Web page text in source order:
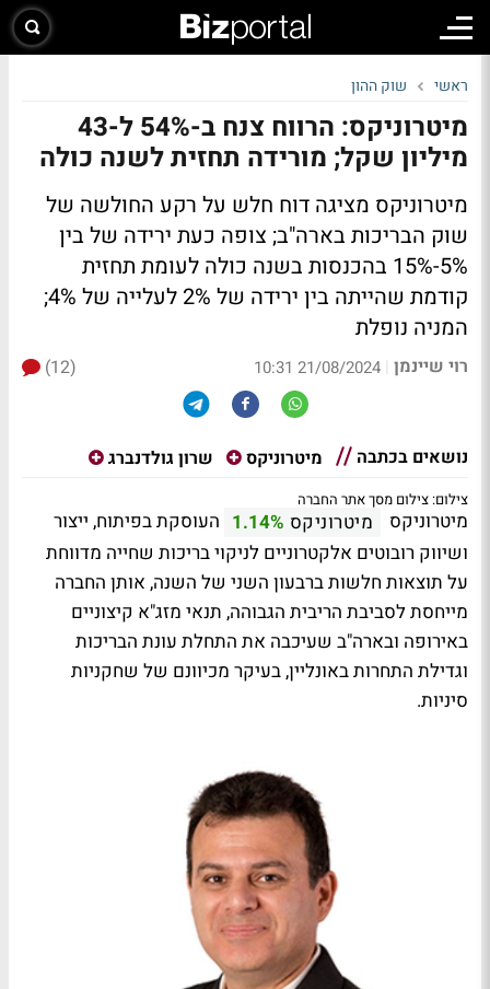
ראשי שוק ההון
מיטרוניקס: הרווח צנח ב-54% ל-43
מיליון שקל; מורידה תחזית לשנה כולה
מיטרוניקס מציגה דוח חלש על רקע החולשה של
שוק הבריכות בארה"ב; צופה כעת ירידה של בין
5%-15% בהכנסות בשנה כולה לעומת תחזית
קודמת שהייתה בין ירידה של 2% לעלייה של 4%;
המניה נופלת
רוי שיינמן |
21/08/2024 10:31
(12)
נושאים בכתבה מיטרוניקס שרון גולדנברג
צילום: צילום מסך אתר החברה
מיטרוניקס מיטרוניקס 1.14% העוסקת בפיתוח, ייצור
ושיווק רובוטים אלקטרוניים לניקוי בריכות שחייה מדווחת
על תוצאות חלשות ברבעון השני של השנה, אותן החברה
מייחסת לסביבת הריבית הגבוהה, תנאי מזג"א קיצוניים
באירופה ובארה"ב שעיכבה את התחלת עונת הבריכות
וגדילת התחרות באונליין, בעיקר מכיוונם של שחקניות
סיניות.